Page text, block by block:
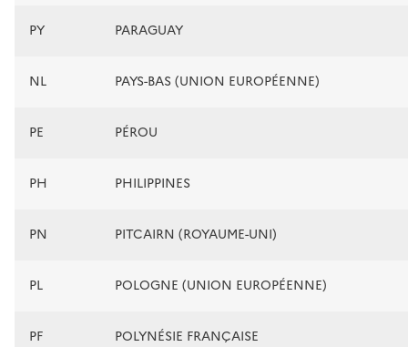
PY PARAGUAY
NL PAYS-BAS (UNION EUROPÉENNE)
PE PÉROU
PH PHILIPPINES
PN PITCAIRN (ROYAUME-UNI)
PL POLOGNE (UNION EUROPÉENNE)
PF POLYNÉSIE FRANÇAISE